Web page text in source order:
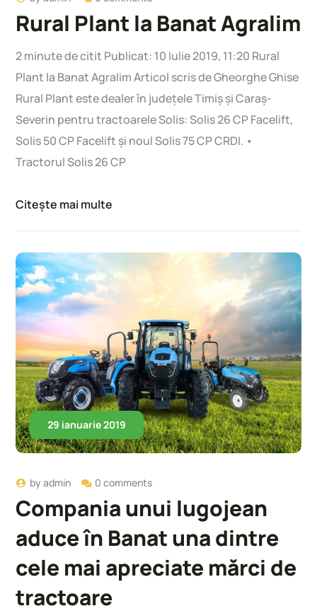
Rural Plant la Banat Agralim
2 minute de citit Publicat: 10 Iulie 2019, 11:20 Rural
Plant la Banat Agralim Articol scris de Gheorghe Ghise
Rural Plant este dealer în judeţele Timiş şi Caraş-
Severin pentru tractoarele Solis: Solis 26 CP Facelift,
Solis 50 CP Facelift şi noul Solis 75 CP CRDI. •
Tractorul Solis 26 CP
Citește mai multe
29 ianuarie 2019
byadmin 0 comments
Compania unui lugojean
aduce în Banat una dintre
cele mai apreciate mărci de
tractoare